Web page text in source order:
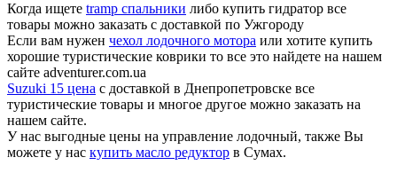
Когда ищете tramp спальники либо купить гидратор все
товары можно заказать с доставкой по Ужгороду
Если вам нужен чехол лодочного мотора или хотите купить
хорошие туристические коврики то все это найдете на нашем
сайте adventurer.com.ua
Suzuki 15 цена с доставкой в Днепропетровске все
туристические товары и многое другое можно заказать на
нашем сайте.
У нас выгодные цены на управление лодочный, также Вы
можете у нас купить масло редуктор в Сумах.